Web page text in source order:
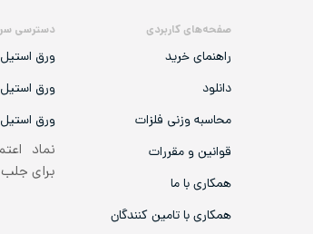
صفحه‌های کاربردی
راهنمای خرید
دانلود
محاسبه وزنی فلزات
قوانین و مقررات
همکاری با ما
همکاری با تامین کنندگان
دسترسی
ورق استیل
ورق استیل
ورق
نماد
برای